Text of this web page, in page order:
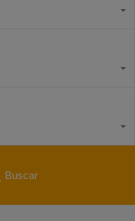
Buscar